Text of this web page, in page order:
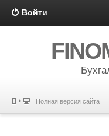
Войти
Полная версия сайта